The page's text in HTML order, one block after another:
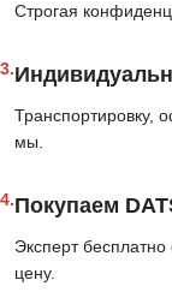
Строгая
3.
Транспортировку,
мы.
4.Покупаем
Эксперт
цену.